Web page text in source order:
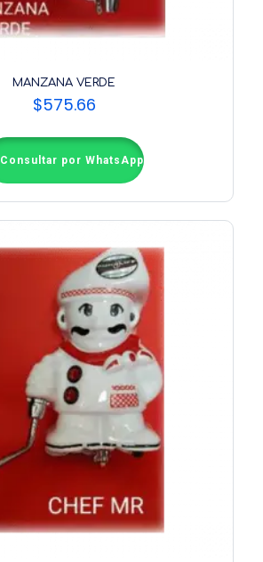
MANZANA VERDE
$575.66
Consultar por WhatsApp